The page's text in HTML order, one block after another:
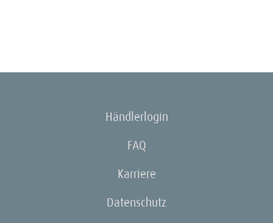
Händlerlogin
FAQ
Karriere
Datenschutz